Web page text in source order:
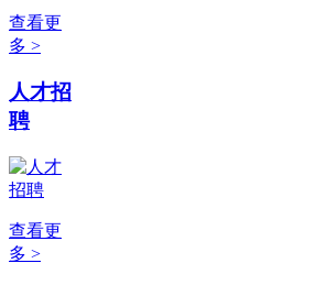
查看更
多 >
人才招
聘
查看更
多 >